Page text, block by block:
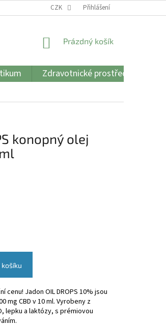
JADON GEL JADON OIL CAPS
CZK Přihlášení
NÁKUPNÍ
Prázdný košík
Zdravotnické prostředky
konopný olej
cenu! Jadon OIL DROPS 10% jsou
mg CBD v 10 ml. Vyrobeny z
lepku a laktózy, s prémiovou